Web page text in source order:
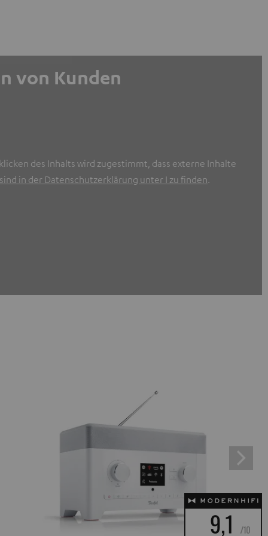
von Kunden
des Inhalts wird zugestimmt, dass externe Inhalte
in der Datenschutzerklärung unter I zu finden.